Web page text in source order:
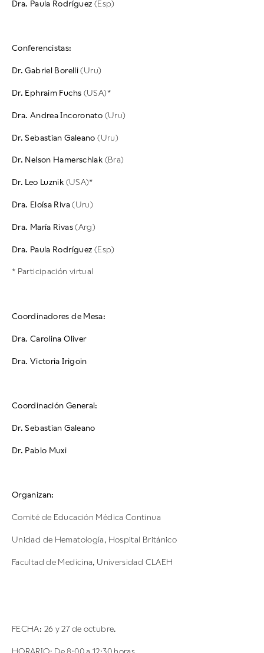
Dra. Paula Rodríguez (Esp)
Conferencistas:
Dr. Gabriel Borelli(Uru)
Dr. Ephraim Fuchs (USA)*
Dra. Andrea Incoronato (Uru)
Dr. Sebastian Galeano(Uru)
Dr. Nelson Hamerschlak (Bra)
Dr. Leo Luznik (USA)*
Dra. Eloísa Riva(Uru)
Dra. María Rivas(Arg)
Dra. Paula Rodríguez (Esp)
* Participación virtual
Coordinadores de Mesa:
Dra. Carolina Oliver
Dra. Victoria Irigoin
Coordinación General:
Dr. Sebastian Galeano
Dr. Pablo Muxi
Organizan:
Comité de Educación Médica Continua
Unidad de Hematología, Hospital Británico
Facultad de Medicina, Universidad CLAEH
FECHA: 26 y 27 de octubre.